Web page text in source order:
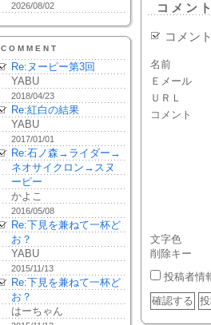
2026/08/02
COMMENT
Re:ヌーピー第3回
YABU
2018/04/23
Re:紅白の結果
YABU
2017/01/01
Re:石ノ森→ライダー→
ネオサイクロン→スヌ
ーピー
かよこ
2016/05/08
Re:下見を兼ねて一杯ど
お？
YABU
2015/11/13
Re:下見を兼ねて一杯ど
お？
はーちゃん
コメン
コメン
名前
Ｅメール
ＵＲＬ
コメント
文字色
削除キー
投稿者情